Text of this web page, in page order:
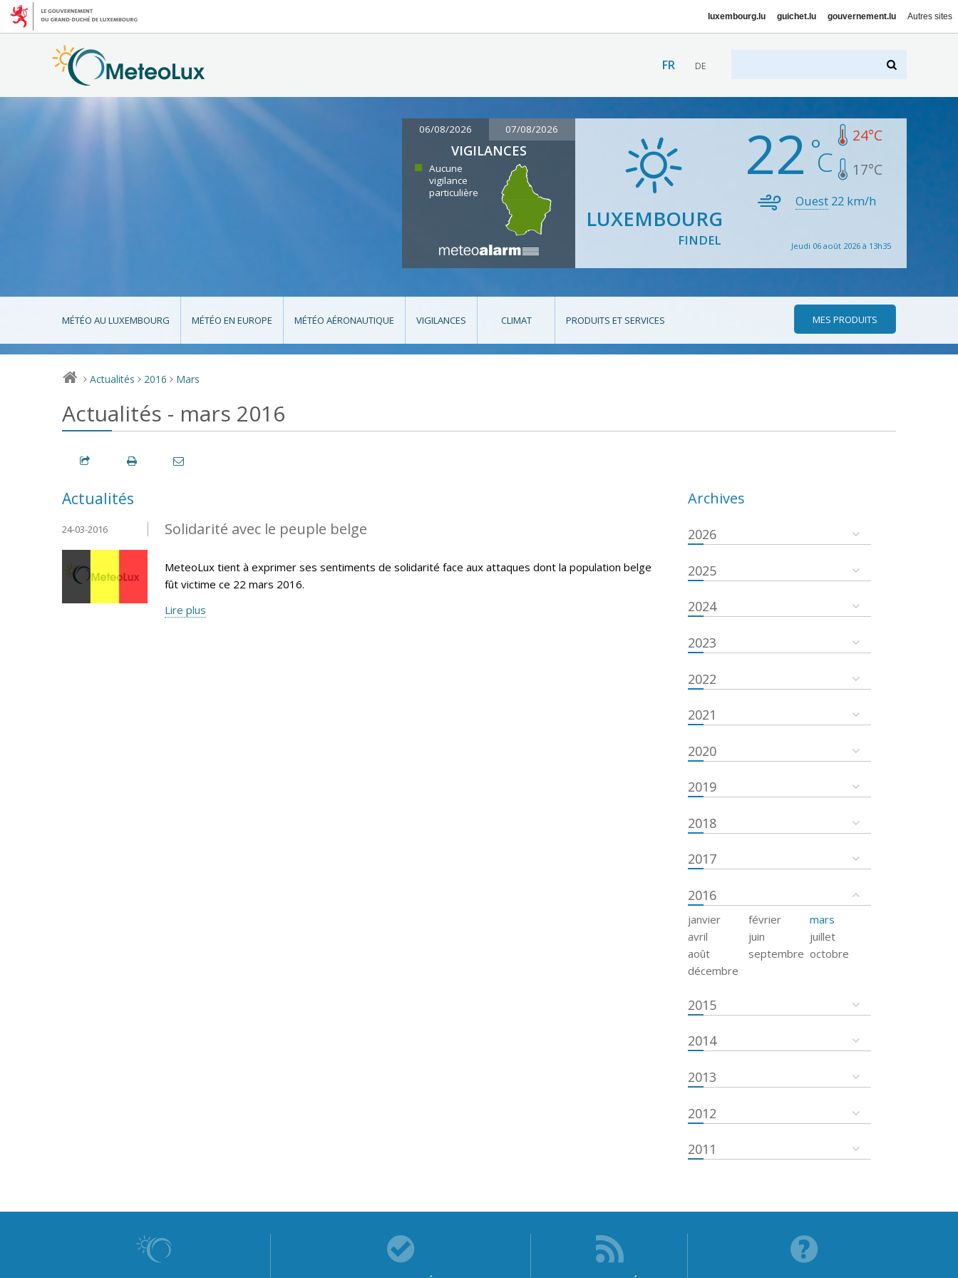
luxembourg.lu guichet.lu gouvernement.lu Autres sites
FR DE
06/08/2026 07/08/2026
VIGILANCES
Aucune
vigilance
particulière
LUXEMBOURG
FINDEL
22 24°C
17°C
Ouest 22 km/h
Jeudi 06 août 2026 à 13h35
MÉTÉO AU LUXEMBOURG MÉTÉO EN EUROPE MÉTÉO AÉRONAUTIQUE VIGILANCES CLIMAT PRODUITS ET SERVICES MES PRODUITS
> Actualités > 2016 > Mars
Actualités - mars 2016
Actualités
Solidarité avec le peuple belge
24-03-2016
MeteoLux tient à exprimer ses sentiments de solidarité face aux attaques dont la population belge
fût victime ce 22 mars 2016.
Lire plus
Archives
2026
2025
2024
2023
2022
2021
2020
2019
2018
2017
2016
janvier février
mars
avril
juin
juillet
août
septembre octobre
décembre
2015
2014
2013
2012
2011